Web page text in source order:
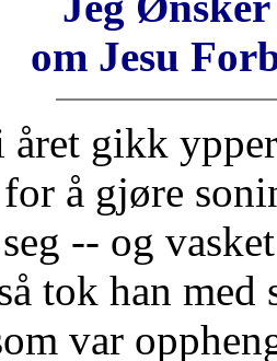
om Jesu
året gikk
å gjøre
-- og
tok han med
var